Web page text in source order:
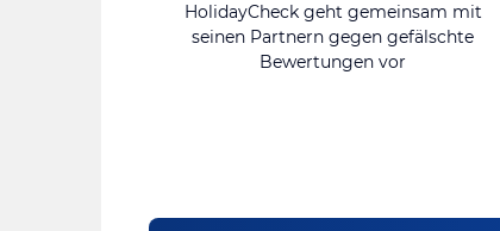
HolidayCheck geht gemeinsam mit
seinen Partnern gegen gefälschte
Bewertungen vor